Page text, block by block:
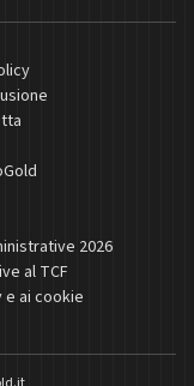
2026
al TCF
ai cookie